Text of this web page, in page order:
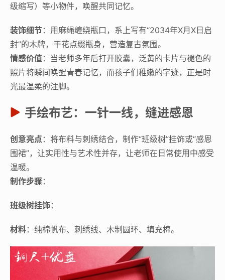
级缩写）等小物件，唤醒共同记忆。
装饰细节：用麻绳缠绕瓶口，系上写有“2034年X月X日启
封”的木牌，干花点缀瓶身，营造复古氛围。
情感价值 ：当老师多年后打开胶囊，泛黄的卡片与褪色的
照片将瞬间唤醒青春记忆，而孩子们稚嫩的字迹，正是时
光最温柔的注脚。
手绘布艺：一针一线，缝进感恩
创意亮点 ：将布料与刺绣结合，制作“班级树”挂饰或“感恩
围裙”，让实用性与艺术性并存，让老师在日常使用中感受
温暖。
制作步骤 ：
班级树挂饰：
材料：纯棉帆布、刺绣线、木制圆环、填充棉。